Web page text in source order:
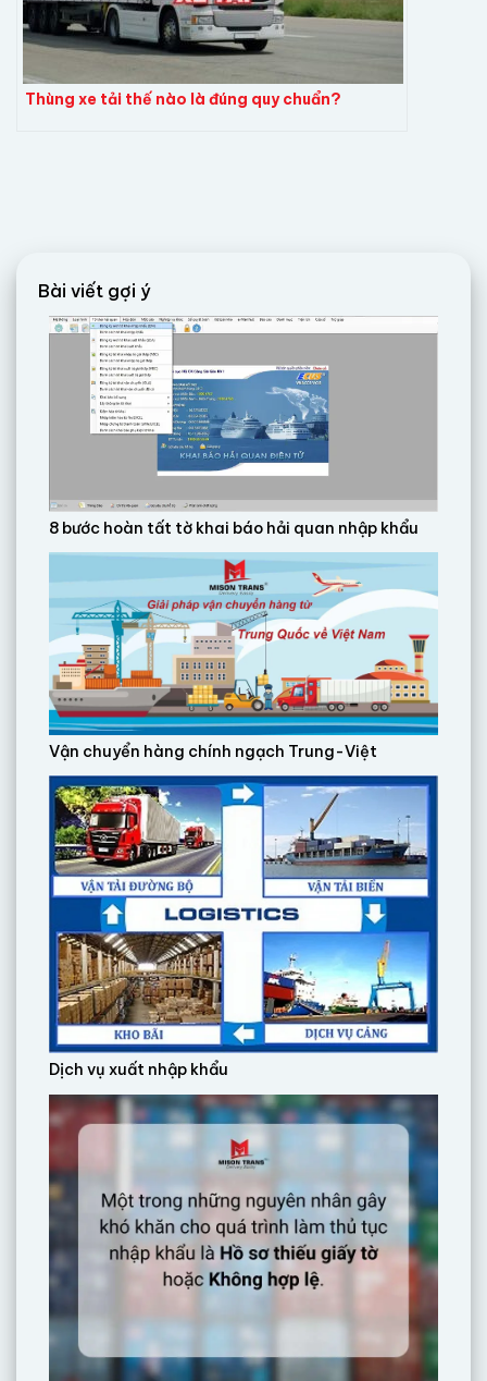
Thùng xe tải thế nào là đúng quy chuẩn?
Bài viết gợi ý
8 bước hoàn tất tờ khai báo hải quan nhập khẩu
Vận chuyển hàng chính ngạch Trung-Việt
Dịch vụ xuất nhập khẩu